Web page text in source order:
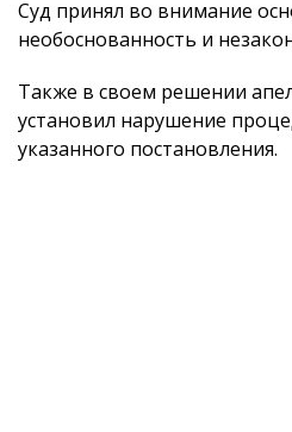
Суд принял во внимание
необоснованность и
Также в своем решении
установил нарушение
указанного постановления.